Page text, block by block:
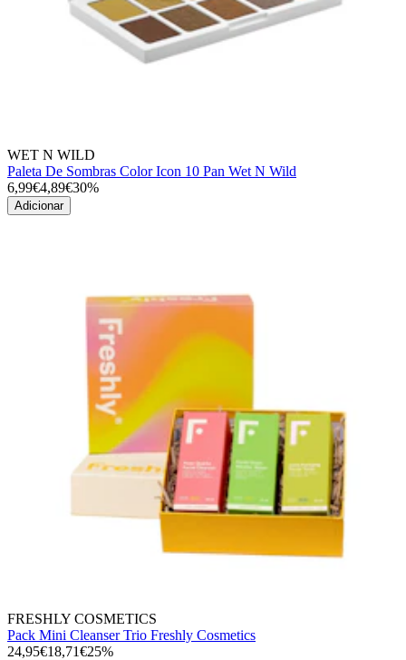
WET N WILD
Paleta De Sombras Color Icon 10 Pan Wet N Wild
6,99€4,89€30%
Adicionar
FRESHLY COSMETICS
Pack Mini Cleanser Trio Freshly Cosmetics
24,95€18,71€25%